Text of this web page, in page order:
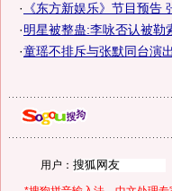
· 《东方新娱乐》节目预告
·明星被整蛊:李咏否认被勒
·童瑶不排斥与张默同台演
用户：